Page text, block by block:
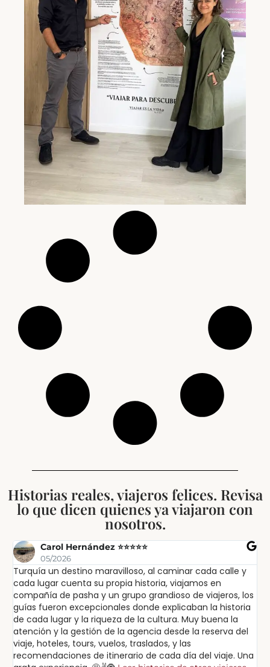
Historias reales, viajeros felices. Revisa
lo que dicen quienes ya viajaron con
nosotros.
Carol Hernández ⭐⭐⭐⭐⭐
05/2026
Turquía un destino maravilloso, al caminar cada calle y
cada lugar cuenta su propia historia, viajamos en
compañía de pasha y un grupo grandioso de viajeros, los
guías fueron excepcionales donde explicaban la historia
de cada lugar y la riqueza de la cultura. Muy buena la
atención y la gestión de la agencia desde la reserva del
viaje, hoteles, tours, vuelos, traslados, y las
recomendaciones de itinerario de cada día del viaje. Una